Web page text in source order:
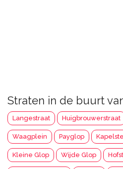
Straten in de buurt
Langestraat Huigbrouwerstraat
Waagplein Payglop
Kleine Glop Wijde Glop